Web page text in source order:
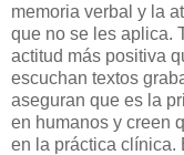
memoria verbal y la
que no se les aplica.
actitud más positiva
escuchan textos
aseguran que es la
en humanos y creen
en la práctica clínica.